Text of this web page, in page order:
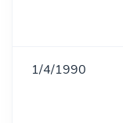
1/4/1990